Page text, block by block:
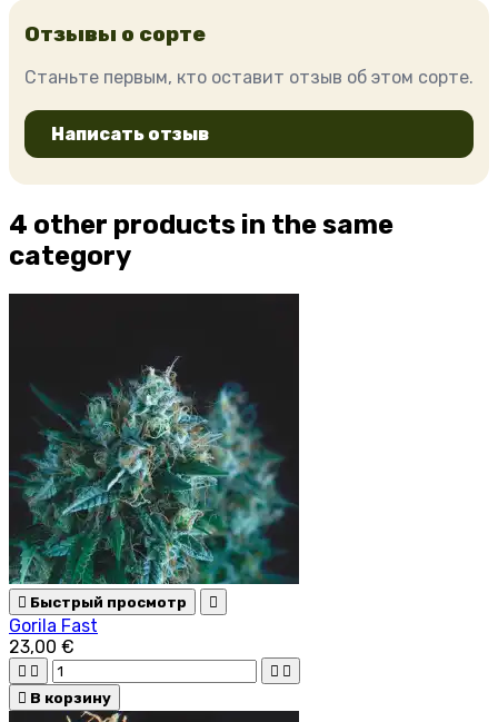
Отзывы о сорте
Станьте первым, кто оставит отзыв об этом сорте.
Написать отзыв
4 other products in the same
category
 Быстрый просмотр 
Gorila Fast
23,00 €
   
 В корзину